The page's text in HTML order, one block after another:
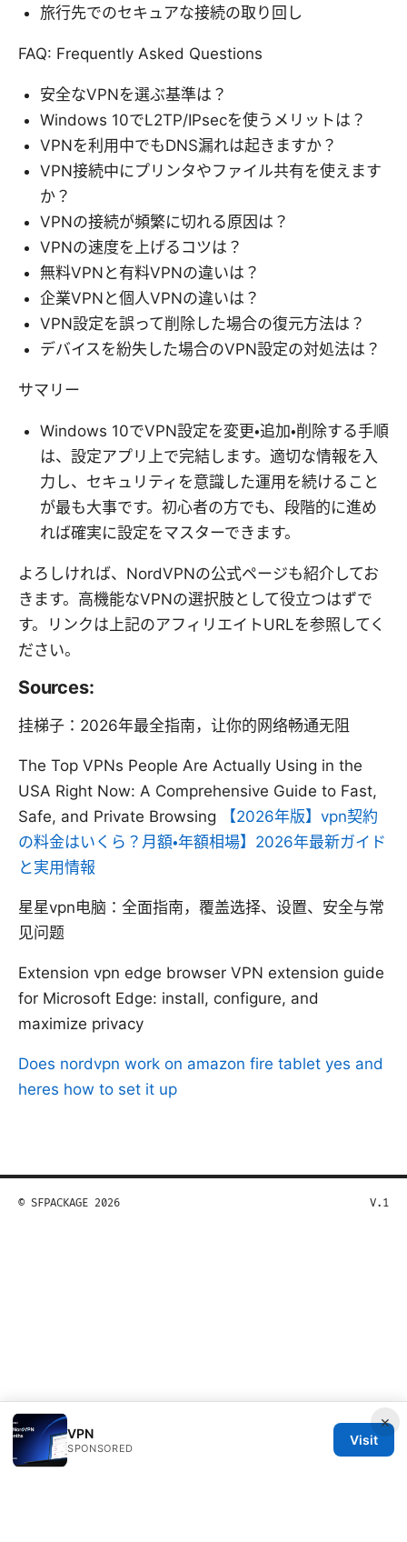
旅行先でのセキュアな接続の取り回し
FAQ: Frequently Asked Questions
安全なVPNを選ぶ基準は？
Windows 10でL2TP/IPsecを使うメリットは？
VPNを利用中でもDNS漏れは起きますか？
VPN接続中にプリンタやファイル共有を使えます
か？
VPNの接続が頻繁に切れる原因は？
VPNの速度を上げるコツは？
無料VPNと有料VPNの違いは？
企業VPNと個人VPNの違いは？
VPN設定を誤って削除した場合の復元方法は？
デバイスを紛失した場合のVPN設定の対処法は？
サマリー
Windows 10でVPN設定を変更・追加・削除する手順
は、設定アプリ上で完結します。適切な情報を入
力し、セキュリティを意識した運用を続けること
が最も大事です。初心者の方でも、段階的に進め
れば確実に設定をマスターできます。
よろしければ、NordVPNの公式ページも紹介してお
きます。高機能なVPNの選択肢として役立つはずで
す。リンクは上記のアフィリエイトURLを参照してく
ださい。
Sources:
挂梯子：2026年最全指南，让你的网络畅通无阻
The Top VPNs People Are Actually Using in the
USA Right Now: A Comprehensive Guide to Fast,
Safe, and Private Browsing
【2026年版】vpn契約
の料金はいくら？月額・年額相場】2026年最新ガイド
と実用情報
星星vpn电脑：全面指南，覆盖选择、设置、安全与常
见问题
Extension vpn edge browser VPN extension guide
for Microsoft Edge: install, configure, and
maximize privacy
Does nordvpn work on amazon fire tablet yes and
heres how to set it up
×
VPN
SPONSORED
Visit
© SFPACKAGE 2026 V.1